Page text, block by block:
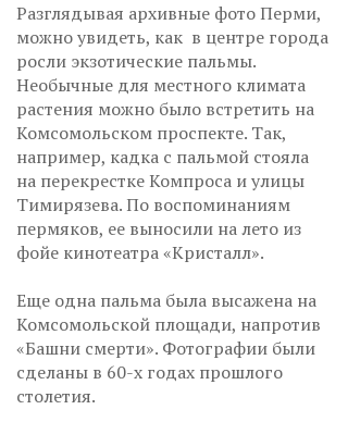
Разглядывая архивные фото Перми,
можно увидеть, как в центре города
росли экзотические пальмы.
Необычные для местного климата
растения можно было встретить на
Комсомольском проспекте. Так,
например, кадка с пальмой стояла
на перекрестке Компроса и улицы
Тимирязева. По воспоминаниям
пермяков, ее выносили на лето из
фойе кинотеатра «Кристалл».
Еще одна пальма была высажена на
Комсомольской площади, напротив
«Башни смерти». Фотографии были
сделаны в 60-х годах прошлого
столетия.